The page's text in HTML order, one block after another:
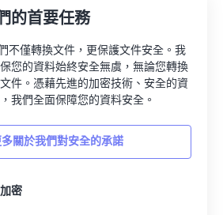
的首要任務
不僅轉換文件，更保護文件安全。我
您的資料始終安全無虞，無論您轉換
件。憑藉先進的加密技術、安全的資
我們全面保障您的資料安全。
多關於我們對安全的承諾
密